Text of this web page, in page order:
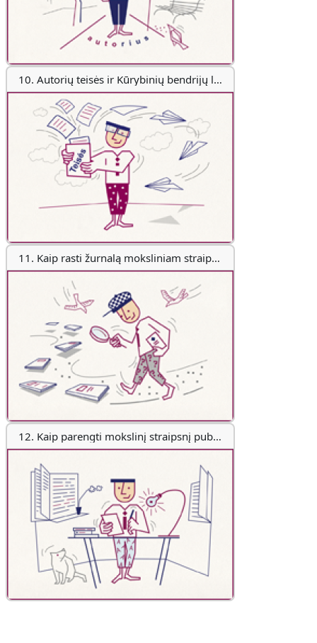
10. Autorių teisės ir Kūrybinių bendrijų licencijos
11. Kaip rasti žurnalą moksliniam straipsniui publikuoti
12. Kaip parengti mokslinį straipsnį publikuoti